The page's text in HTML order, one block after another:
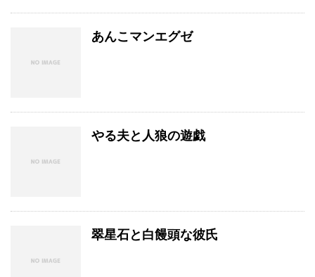
あんこマンエグゼ
やる夫と人狼の遊戯
翠星石と白饅頭な彼氏